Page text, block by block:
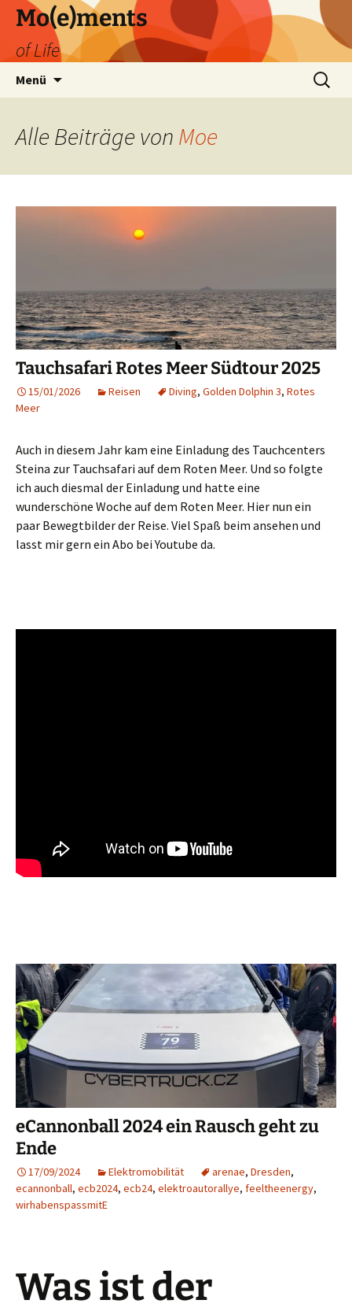
Zum
Inhalt
springen
Mo(e)ments
of Life
Menü
Suchen
nach:
Alle Beiträge von Moe
Tauchsafari Rotes Meer Südtour 2025
15/01/2026 Reisen Diving, Golden Dolphin 3, Rotes
Meer
Auch in diesem Jahr kam eine Einladung des Tauchcenters
Steina zur Tauchsafari auf dem Roten Meer. Und so folgte
ich auch diesmal der Einladung und hatte eine
wunderschöne Woche auf dem Roten Meer. Hier nun ein
paar Bewegtbilder der Reise. Viel Spaß beim ansehen und
lasst mir gern ein Abo bei Youtube da.
eCannonball 2024 ein Rausch geht zu
Ende
17/09/2024 Elektromobilität arenae, Dresden,
ecannonball, ecb2024, ecb24, elektroautorallye, feeltheenergy,
wirhabenspassmitE
Was ist der